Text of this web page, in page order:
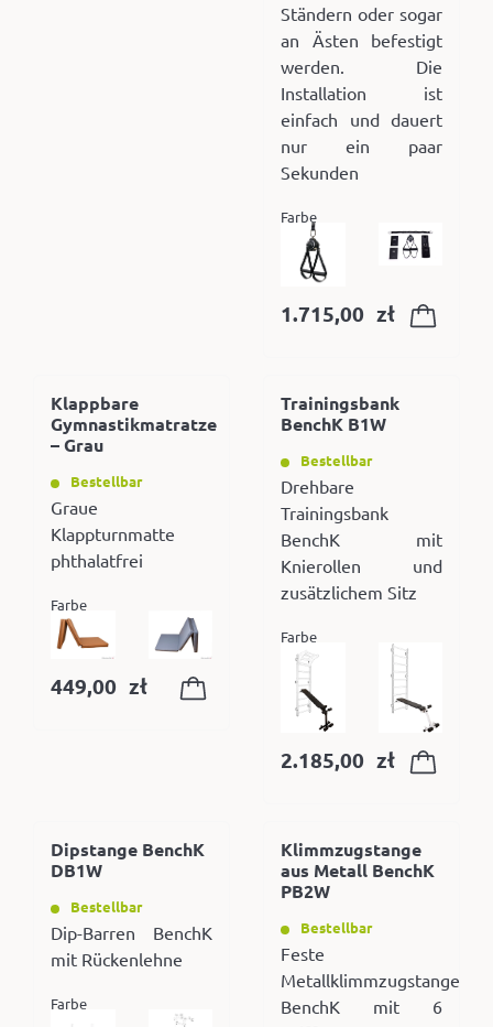
Ständern oder sogar
an Ästen befestigt
werden. Die
Installation ist
einfach und dauert
nur ein paar
Sekunden
Farbe
1.715,00 zł
Klappbare
Gymnastikmatratze
– Grau
Bestellbar
Graue
Klappturnmatte
phthalatfrei
Farbe
449,00 zł
Trainingsbank
BenchK B1W
Bestellbar
Drehbare
Trainingsbank
BenchK mit
Knierollen und
zusätzlichem Sitz
Farbe
2.185,00 zł
Dipstange BenchK
DB1W
Bestellbar
Dip-Barren BenchK
mit Rückenlehne
Farbe
Klimmzugstange
aus Metall BenchK
PB2W
Bestellbar
Feste
Metallklimmzugstange
BenchK mit 6